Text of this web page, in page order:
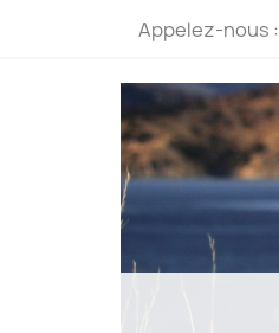
Appelez-nous :